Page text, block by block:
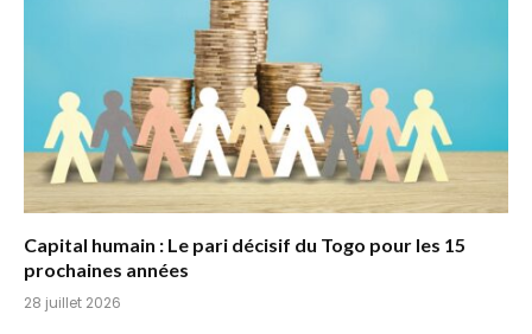
Capital humain : Le pari décisif du Togo pour les 15
prochaines années
28 juillet 2026